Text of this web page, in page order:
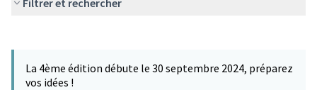
Filtrer et rechercher
−
La 4ème édition débute le 30 septembre 2024, préparez
vos idées !